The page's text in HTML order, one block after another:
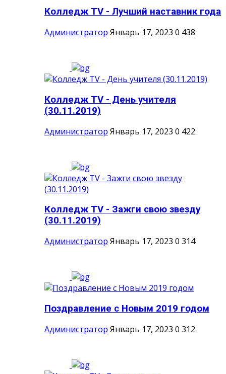
Колледж TV - Лучший наставник года
Администратор Январь 17, 2023 0 438
Колледж TV - День учителя
(30.11.2019)
Администратор Январь 17, 2023 0 422
Колледж TV - Зажги свою звезду
(30.11.2019)
Администратор Январь 17, 2023 0 314
Поздравление с Новым 2019 годом
Администратор Январь 17, 2023 0 312